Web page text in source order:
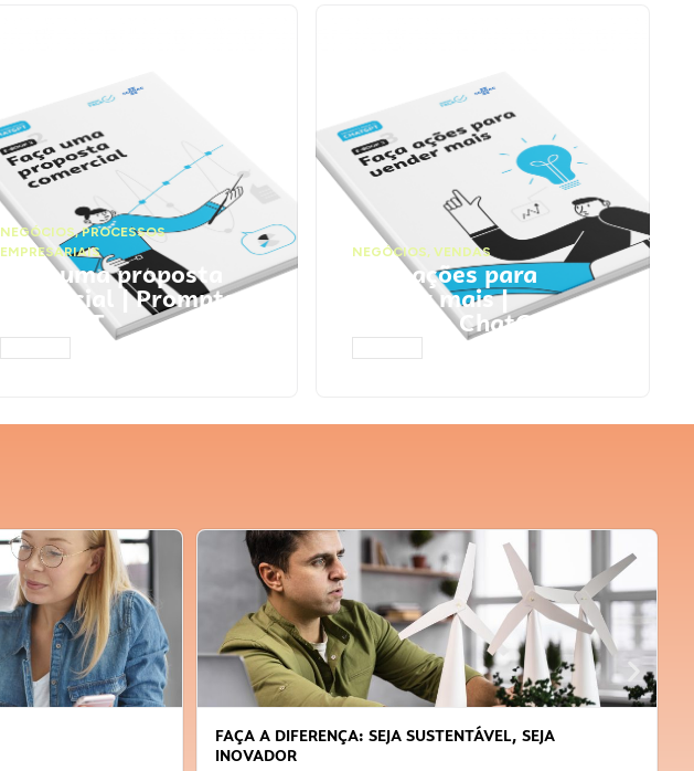
NEGÓCIOS,PROCESSOS
EMPRESARIAIS
Faça uma proposta
comercial | Prompts
ChatGPT
NEGÓCIOS, VENDAS
Faça ações para
vender mais |
Prompts ChatGPT
FAÇA A DIFERENÇA: SEJA SUSTENTÁVEL, SEJA
INOVADOR